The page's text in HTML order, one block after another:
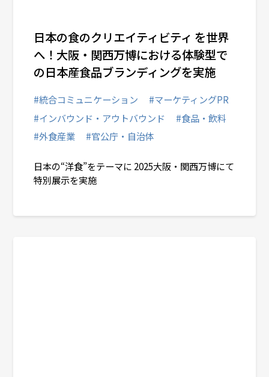
日本の“洋食”をテーマに 2025大阪・関西万博にて
特別展示を実施
#統合コミュニケーション
#マーケティングPR
#インバウンド・アウトバウンド
#食品・飲料
#外食産業
#官公庁・自治体
日本の食のクリエイティビティ を世界
へ！大阪・関西万博における体験型で
の日本産食品ブランディングを実施